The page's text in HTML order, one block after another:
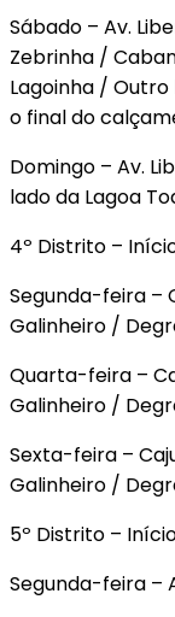
Sábado – Av.
Zebrinha /
Lagoinha /
o final do
Domingo – Av.
lado da Lagoa
4º Distrito –
Segunda-feira –
Galinheiro /
Quarta-feira –
Galinheiro /
Sexta-feira –
Galinheiro /
5º Distrito –
Segunda-feira –